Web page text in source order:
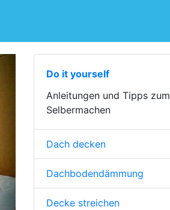
Do it yourself
Anleitungen und Tipps zum
Selbermachen
Dach decken
Dachbodendämmung
Decke streichen